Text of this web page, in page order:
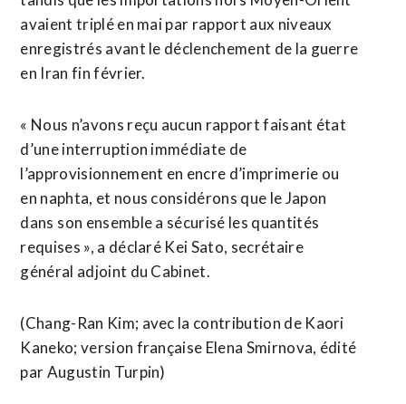
avaient triplé en mai par rapport aux niveaux
enregistrés avant le déclenchement de la guerre
en Iran fin février.
« Nous n’avons reçu aucun rapport faisant état
d’une interruption immédiate de
l’approvisionnement en encre d’imprimerie ou
en naphta, et nous considérons que le Japon
dans ⁠son ensemble a sécurisé les quantités
requises », a déclaré Kei Sato, secrétaire
général adjoint du Cabinet.
(Chang-Ran Kim; avec la ​contribution de Kaori
Kaneko; version française Elena ​Smirnova, édité
par Augustin Turpin)